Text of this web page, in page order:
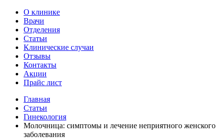
О клинике
Врачи
Отделения
Статьи
Клинические случаи
Отзывы
Контакты
Акции
Прайс лист
Главная
Статьи
Гинекология
Молочница: симптомы и лечение неприятного женского
заболевания